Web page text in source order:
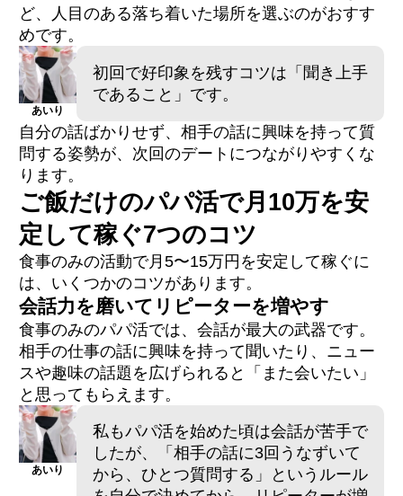
ど、人目のある落ち着いた場所を選ぶのがおすす
めです。
あいり
初回で好印象を残すコツは「聞き上手
であること」です。
自分の話ばかりせず、相手の話に興味を持って質
問する姿勢が、次回のデートにつながりやすくな
ります。
ご飯だけのパパ活で月10万を安
定して稼ぐ7つのコツ
食事のみの活動で月5〜15万円を安定して稼ぐに
は、いくつかのコツがあります。
会話力を磨いてリピーターを増やす
食事のみのパパ活では、会話が最大の武器です。
相手の仕事の話に興味を持って聞いたり、ニュー
スや趣味の話題を広げられると「また会いたい」
と思ってもらえます。
あいり
私もパパ活を始めた頃は会話が苦手で
したが、「相手の話に3回うなずいて
から、ひとつ質問する」というルール